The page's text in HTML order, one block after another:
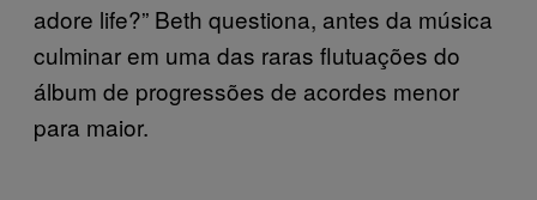
adore life?” Beth questiona, antes da música
culminar em uma das raras flutuações do
álbum de progressões de acordes menor
para maior.